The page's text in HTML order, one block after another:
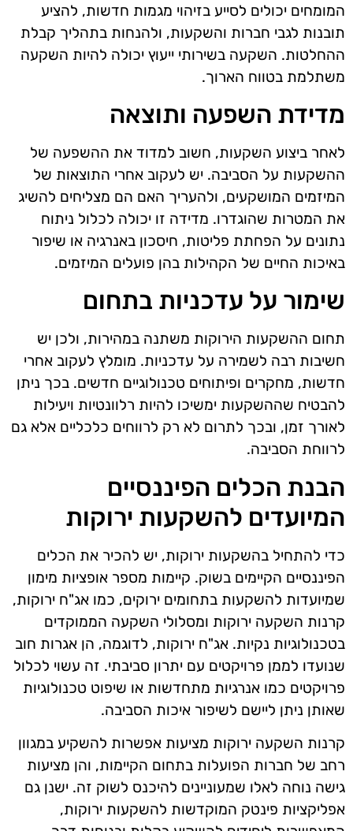
המומחים יכולים לסייע בזיהוי מגמות חדשות, להציע
תובנות לגבי חברות והשקעות, ולהנחות בתהליך קבלת
ההחלטות. השקעה בשירותי ייעוץ יכולה להיות השקעה
משתלמת בטווח הארוך.
מדידת השפעה ותוצאה
לאחר ביצוע השקעות, חשוב למדוד את ההשפעה של
ההשקעות על הסביבה. יש לעקוב אחרי התוצאות של
המיזמים המושקעים, ולהעריך האם הם מצליחים להשיג
את המטרות שהוגדרו. מדידה זו יכולה לכלול ניתוח
נתונים על הפחתת פליטות, חיסכון באנרגיה או שיפור
באיכות החיים של הקהילות בהן פועלים המיזמים.
שימור על עדכניות בתחום
תחום ההשקעות הירוקות משתנה במהירות, ולכן יש
חשיבות רבה לשמירה על עדכניות. מומלץ לעקוב אחרי
חדשות, מחקרים ופיתוחים טכנולוגיים חדשים. בכך ניתן
להבטיח שההשקעות ימשיכו להיות רלוונטיות ויעילות
לאורך זמן, ובכך לתרום לא רק לרווחים כלכליים אלא גם
לרווחת הסביבה.
הבנת הכלים הפיננסיים
המיועדים להשקעות ירוקות
כדי להתחיל בהשקעות ירוקות, יש להכיר את הכלים
הפיננסיים הקיימים בשוק. קיימות מספר אופציות מימון
שמיועדות להשקעות בתחומים ירוקים, כמו אג"ח ירוקות,
קרנות השקעה ירוקות ומסלולי השקעה הממוקדים
בטכנולוגיות נקיות. אג"ח ירוקות, לדוגמה, הן אגרות חוב
שנועדו לממן פרויקטים עם יתרון סביבתי. זה עשוי לכלול
פרויקטים כמו אנרגיות מתחדשות או שיפוט טכנולוגיות
שאותן ניתן ליישם לשיפור איכות הסביבה.
קרנות השקעה ירוקות מציעות אפשרות להשקיע במגוון
רחב של חברות הפועלות בתחום הקיימות, והן מציעות
גישה נוחה לאלו שמעוניינים להיכנס לשוק זה. ישנן גם
אפליקציות פינטק המוקדשות להשקעות ירוקות,